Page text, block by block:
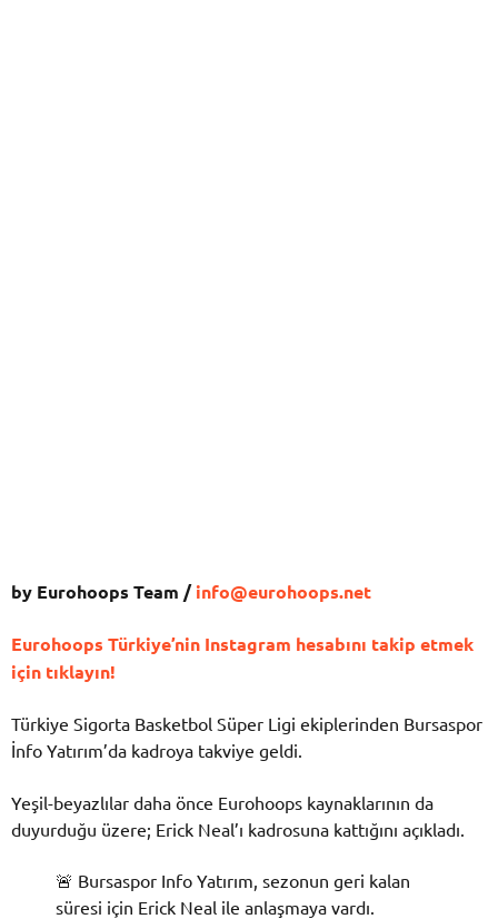
by Eurohoops Team /info@eurohoops.net
Eurohoops Türkiye’nin Instagram hesabını takip etmek
için tıklayın!
Türkiye Sigorta Basketbol Süper Ligi ekiplerinden Bursaspor
İnfo Yatırım’da kadroya takviye geldi.
Yeşil-beyazlılar daha önce Eurohoops kaynaklarının da
duyurduğu üzere; Erick Neal’ı kadrosuna kattığını açıkladı.
🚨 Bursaspor Info Yatırım, sezonun geri kalan
süresi için Erick Neal ile anlaşmaya vardı.